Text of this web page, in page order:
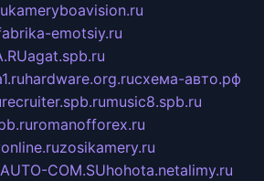
kameryboavision.ru
emotsiy.ru
agat.spb.ru
hardware.org.ruсхема-авто.рф
recruiter.spb.rumusic8.spb.ru
romanofforex.ru
zosikamery.ru
AUTO-COM.SUhohota.netalimy.ru